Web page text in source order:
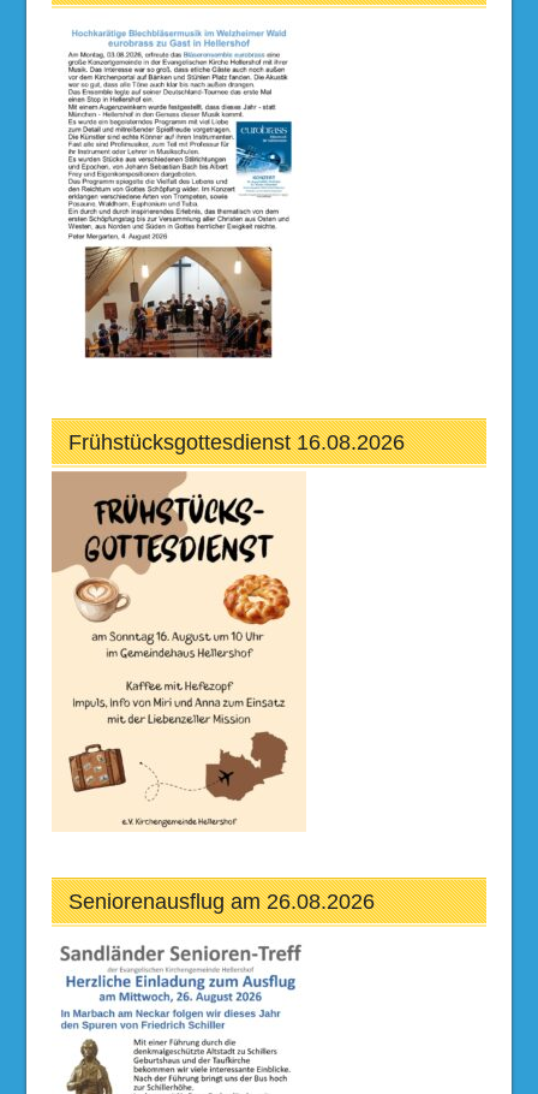
Frühstücksgottesdienst 16.08.2026
Seniorenausflug am 26.08.2026